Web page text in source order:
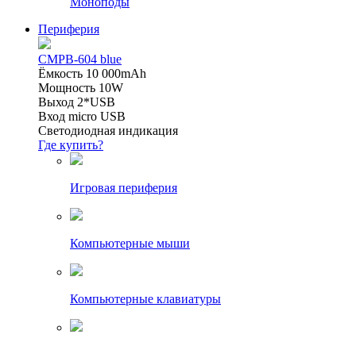
Периферия
CMPB-604 blue
Ёмкость 10 000mAh
Мощность 10W
Выход 2*USB
Вход micro USB
Светодиодная индикация
Где купить?
Игровая периферия
Компьютерные мыши
Компьютерные клавиатуры